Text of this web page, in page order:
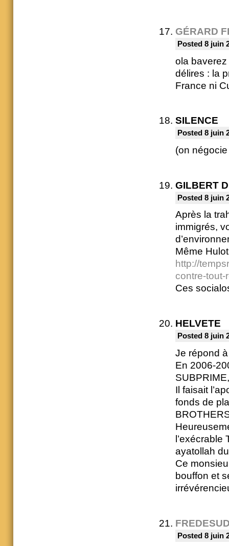
GÉRARD
Posted 8 juin
ola baverez
délires : la
France ni
SILENCE
Posted 8 juin
(on
GILBERT
Posted 8 juin
Après la
immigrés,
Même
http://
contre-tout-
Ces
HELVETE
Posted 8 juin
Je répond
En 2006-
Il faisait
fonds de
ayatollah
Ce
bouffon et
Posted 8 juin